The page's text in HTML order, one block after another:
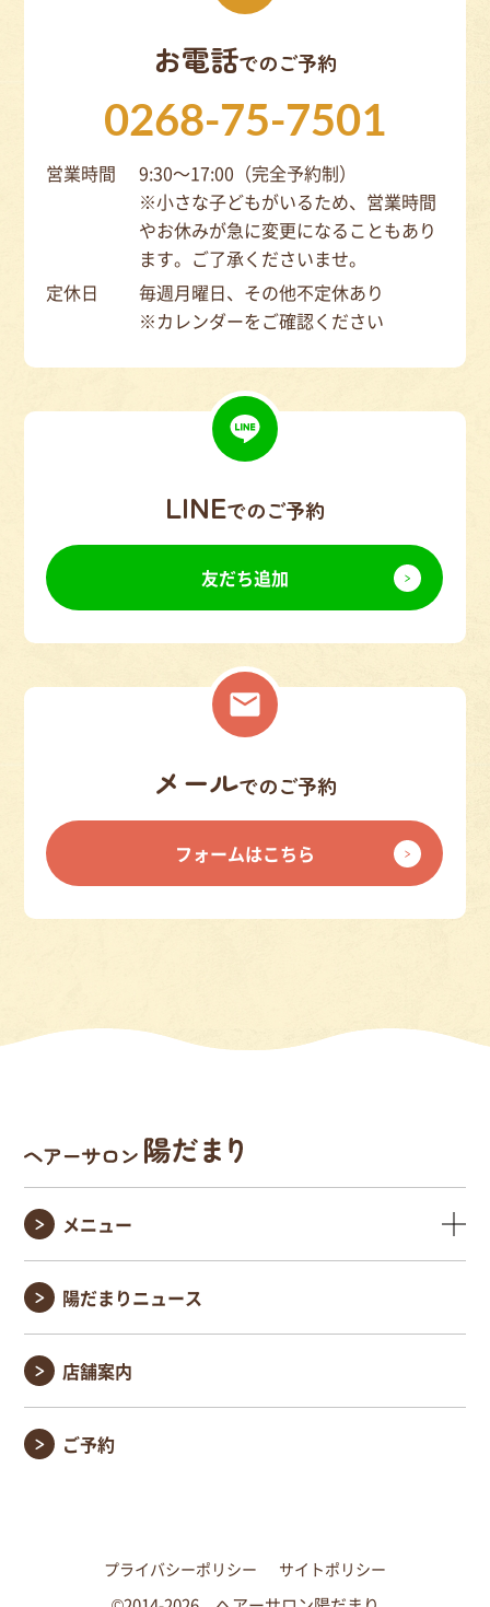
お電話でのご予約
0268-75-7501
営業時間
9:30～17:00（完全予約制）
※小さな子どもがいるため、営業時間
やお休みが急に変更になることもあり
ます。ご了承くださいませ。
定休日
毎週月曜日、その他不定休あり
※カレンダーをご確認ください
LINEでのご予約
友だち追加
メールでのご予約
フォームはこちら
メニュー
陽だまりニュース
店舗案内
ご予約
プライバシーポリシー サイトポリシー